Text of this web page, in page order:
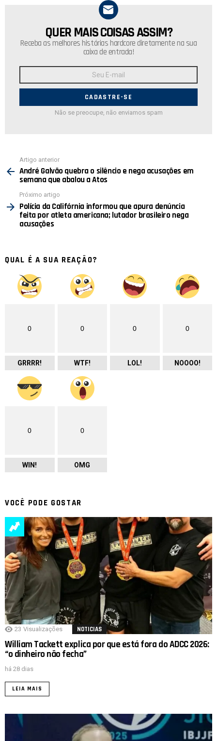
NEWSLETTER
QUER MAIS COISAS ASSIM?
Receba as melhores histórias hardcore diretamente na sua
caixa de entrada!
E-
Não se preocupe, não enviamos spam
mais
Artigo anterior
André Galvão quebra o silêncio e nega acusações em
semana que abalou a Atos
Próximo artigo
Polícia da Califórnia informou que apura denúncia
feita por atleta americana; lutador brasileiro nega
acusações
QUAL É A SUA REAÇÃO?
0
GRRRR!
0
WTF!
0
LOL!
0
NOOOO!
0
WIN!
0
OMG
VOCÊ PODE GOSTAR
23 Visualizações NOTICIAS
William Tackett explica por que está fora do ADCC 2026:
“o dinheiro não fecha”
há 28 dias
LEIA MAIS